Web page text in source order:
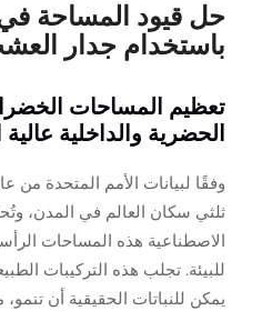
حل قيود المساحة في
باستخدام جدار
تعظيم المساحات
الحضرية والداخلية عالية
ثلثي سكان العالم في المدن،
الاصطناعية هذه المساحات
للبيئة. تجلب هذه التركيبات
يمكن للنباتات الحقيقية أن